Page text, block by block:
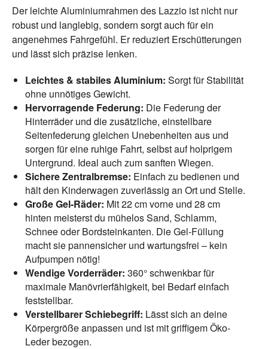
Der leichte Aluminiumrahmen des Lazzio ist nicht nur
robust und langlebig, sondern sorgt auch für ein
angenehmes Fahrgefühl. Er reduziert Erschütterungen
und lässt sich präzise lenken.
Leichtes & stabiles Aluminium: Sorgt für Stabilität
ohne unnötiges Gewicht.
Hervorragende Federung: Die Federung der
Hinterräder und die zusätzliche, einstellbare
Seitenfederung gleichen Unebenheiten aus und
sorgen für eine ruhige Fahrt, selbst auf holprigem
Untergrund. Ideal auch zum sanften Wiegen.
Sichere Zentralbremse: Einfach zu bedienen und
hält den Kinderwagen zuverlässig an Ort und Stelle.
Große Gel-Räder: Mit 22 cm vorne und 28 cm
hinten meisterst du mühelos Sand, Schlamm,
Schnee oder Bordsteinkanten. Die Gel-Füllung
macht sie pannensicher und wartungsfrei – kein
Aufpumpen nötig!
Wendige Vorderräder: 360° schwenkbar für
maximale Manövrierfähigkeit, bei Bedarf einfach
feststellbar.
Verstellbarer Schiebegriff: Lässt sich an deine
Körpergröße anpassen und ist mit griffigem Öko-
Leder bezogen.